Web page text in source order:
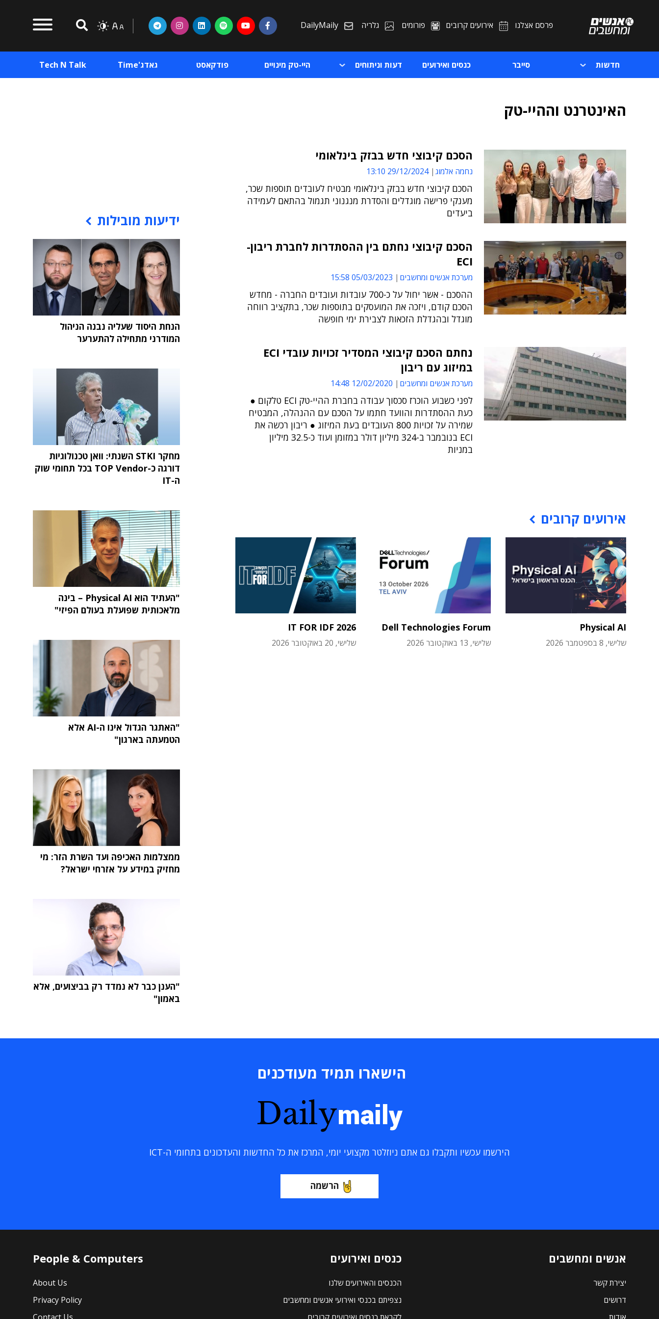
פרסם אצלנו אירועים קרובים פורומים גלריה DailyMaily
חדשות סייבר כנסים ואירועים דעות וניתוחים היי-טק מינויים פודקאסט גאדג'Time Tech N Talk
האינטרנט וההיי-טק
הסכם קיבוצי חדש בבזק בינלאומי
נחמה אלמוג 29/12/2024 13:10
הסכם קיבוצי חדש בבזק בינלאומי מבטיח לעובדים תוספות שכר,
מענקי פרישה מוגדלים והסדרת מנגנוני תגמול בהתאם לעמידה
ביעדים
הסכם קיבוצי נחתם בין ההסתדרות לחברת ריבון-
ECI
מערכת אנשים ומחשבים 05/03/2023 15:58
ההסכם - אשר יחול על כ-700 עובדות ועובדים החברה - מחדש
הסכם קודם, ויזכה את המועסקים בתוספות שכר, בתקציב רווחה
מוגדל ובהגדלת הזכאות לצבירת ימי חופשה
נחתם הסכם קיבוצי המסדיר זכויות עובדי ECI
במיזוג עם ריבון
מערכת אנשים ומחשבים 12/02/2020 14:48
לפני כשבוע הוכרז סכסוך עבודה בחברת ההיי-טק ECI טלקום ●
כעת ההסתדרות והוועד חתמו על הסכם עם ההנהלה, המבטיח
שמירה על זכויות 800 העובדים בעת המיזוג ● ריבון רכשה את
ECI בנובמבר ב-324 מיליון דולר במזומן ועוד כ-32.5 מיליון
במניות
אירועים קרובים
Physical AI
שלישי, 8 בספטמבר 2026
Dell Technologies Forum
שלישי, 13 באוקטובר 2026
IT FOR IDF 2026
שלישי, 20 באוקטובר 2026
ידיעות מובילות
הנחת היסוד שעליה נבנה הניהול
המודרני מתחילה להתערער
מחקר STKI השנתי: וואן טכנולוגיות
דורגה כ-TOP Vendor בכל תחומי שוק
ה-IT
"העתיד הוא Physical AI – בינה
מלאכותית שפועלת בעולם הפיזי"
"האתגר הגדול אינו ה-AI אלא
הטמעתה בארגון"
ממצלמות האכיפה ועד השרת הזר: מי
מחזיק במידע על אזרחי ישראל?
"הענן כבר לא נמדד רק בביצועים, אלא
באמון"
הישארו תמיד מעודכנים
Dailymaily
הירשמו עכשיו ותקבלו גם אתם ניוזלטר מקצועי יומי, המרכז את כל החדשות והעדכונים בתחומי ה-ICT
הרשמה
אנשים ומחשבים
יצירת קשר
דרושים
כנסים ואירועים
הכנסים והאירועים שלנו
נצפיתם בכנסי ואירועי אנשים ומחשבים
People & Computers
About Us
Privacy Policy